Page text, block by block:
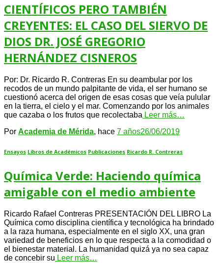
CIENTÍFICOS PERO TAMBIÉN
CREYENTES: EL CASO DEL SIERVO DE
DIOS DR. JOSÉ GREGORIO
HERNÁNDEZ CISNEROS
Por: Dr. Ricardo R. Contreras En su deambular por los
recodos de un mundo palpitante de vida, el ser humano se
cuestionó acerca del origen de esas cosas que veía pulular
en la tierra, el cielo y el mar. Comenzando por los animales
que cazaba o los frutos que recolectaba Leer más…
Por Academia de Mérida, hace 7 años26/06/2019
Ensayos Libros de Académicos Publicaciones Ricardo R. Contreras
Química Verde: Haciendo química
amigable con el medio ambiente
Ricardo Rafael Contreras PRESENTACIÓN DEL LIBRO La
Química como disciplina científica y tecnológica ha brindado
a la raza humana, especialmente en el siglo XX, una gran
variedad de beneficios en lo que respecta a la comodidad o
el bienestar material. La humanidad quizá ya no sea capaz
de concebir su Leer más…